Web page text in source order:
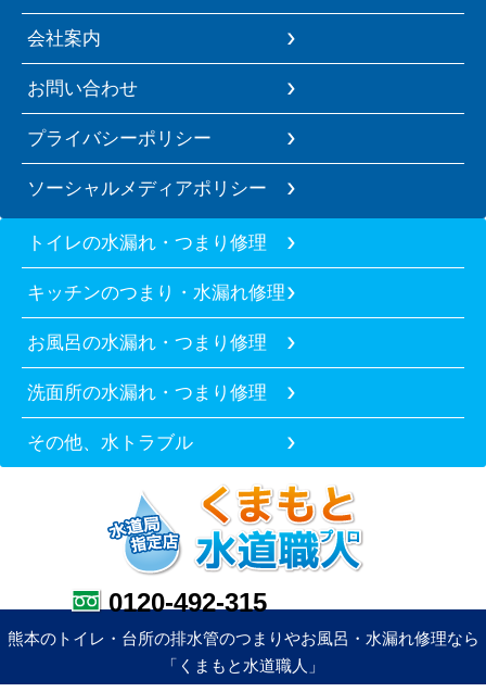
会社案内
お問い合わせ
プライバシーポリシー
ソーシャルメディアポリシー
トイレの水漏れ・つまり修理
キッチンのつまり・水漏れ修理
お風呂の水漏れ・つまり修理
洗面所の水漏れ・つまり修理
その他、水トラブル
0120-492-315
熊本のトイレ・台所の排水管のつまりやお風呂・水漏れ修理なら
「くまもと水道職人」